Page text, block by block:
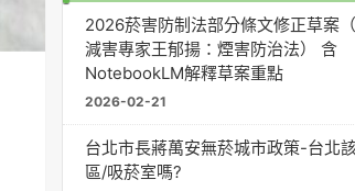
2026菸害防制法部分條文修正草案
減害專家王郁揚：煙害防治法） 含
NotebookLM解釋草案重點
2026-02-21
台北市長蔣萬安無菸城市政策-台北
區/吸菸室嗎?